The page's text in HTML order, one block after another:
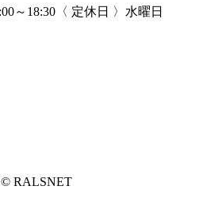
～18:30 〈 定休日 〉水曜日
© RALSNET